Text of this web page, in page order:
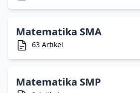
Matematika SMA
63 Artikel
Matematika SMP